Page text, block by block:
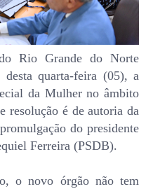
Rio Grande do Norte
desta quarta-feira (05), a
da Mulher no âmbito
resolução é de autoria da
do presidente
Ferreira (PSDB).
o novo órgão não tem